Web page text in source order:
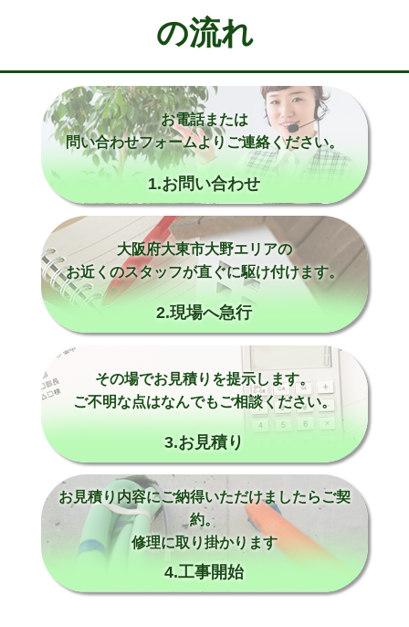
の流れ
お電話または
問い合わせフォームよりご連絡ください。
1.お問い合わせ
大阪府大東市大野エリアの
お近くのスタッフが直ぐに駆け付けます。
2.現場へ急行
その場でお見積りを提示します。
ご不明な点はなんでもご相談ください。
3.お見積り
お見積り内容にご納得いただけましたらご契
約。
修理に取り掛かります
4.工事開始